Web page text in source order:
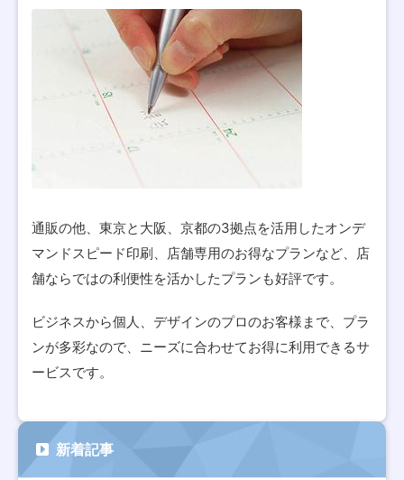
通販の他、東京と大阪、京都の3拠点を活用したオンデ
マンドスピード印刷、店舗専用のお得なプランなど、店
舗ならではの利便性を活かしたプランも好評です。
ビジネスから個人、デザインのプロのお客様まで、プラ
ンが多彩なので、ニーズに合わせてお得に利用できるサ
ービスです。
新着記事